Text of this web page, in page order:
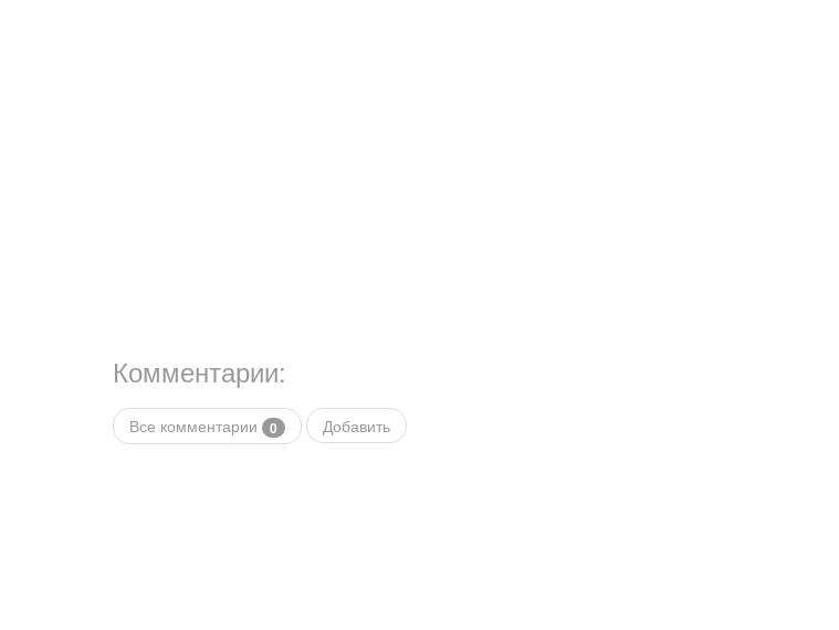
Комментарии:
Все комментарии 0 Добавить